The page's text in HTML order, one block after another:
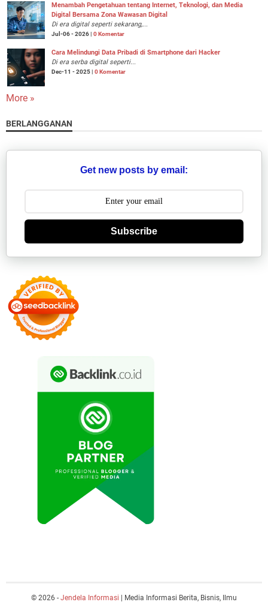
Menambah Pengetahuan tentang Internet, Teknologi, dan Media
Digital Bersama Zona Wawasan Digital
Di era digital seperti sekarang,...
Jul-06 - 2026 | 0 Komentar
Cara Melindungi Data Pribadi di Smartphone dari Hacker
Di era serba digital seperti...
Dec-11 - 2025 | 0 Komentar
More »
BERLANGGANAN
Get new posts by email:
Subscribe
© 2026 - Jendela Informasi | Media Informasi Berita, Bisnis, Ilmu